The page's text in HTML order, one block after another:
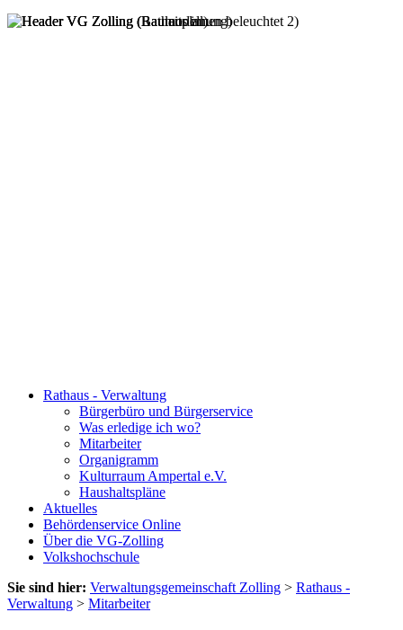
Rathaus - Verwaltung
Bürgerbüro und Bürgerservice
Was erledige ich wo?
Mitarbeiter
Organigramm
Kulturraum Ampertal e.V.
Haushaltspläne
Aktuelles
Behördenservice Online
Über die VG-Zolling
Volkshochschule
Sie sind hier: Verwaltungsgemeinschaft Zolling > Rathaus -
Verwaltung > Mitarbeiter